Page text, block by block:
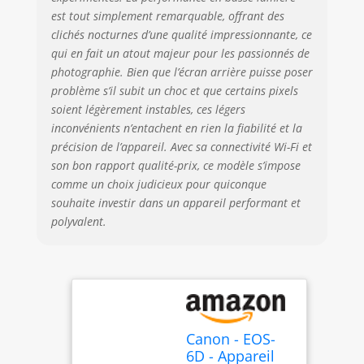
est tout simplement remarquable, offrant des
clichés nocturnes d’une qualité impressionnante, ce
qui en fait un atout majeur pour les passionnés de
photographie. Bien que l’écran arrière puisse poser
problème s’il subit un choc et que certains pixels
soient légèrement instables, ces légers
inconvénients n’entachent en rien la fiabilité et la
précision de l’appareil. Avec sa connectivité Wi-Fi et
son bon rapport qualité-prix, ce modèle s’impose
comme un choix judicieux pour quiconque
souhaite investir dans un appareil performant et
polyvalent.
Canon - EOS-
6D - Appareil